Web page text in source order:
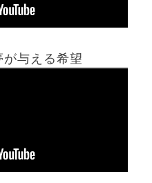
与える希望
ホーム
最新記事動画